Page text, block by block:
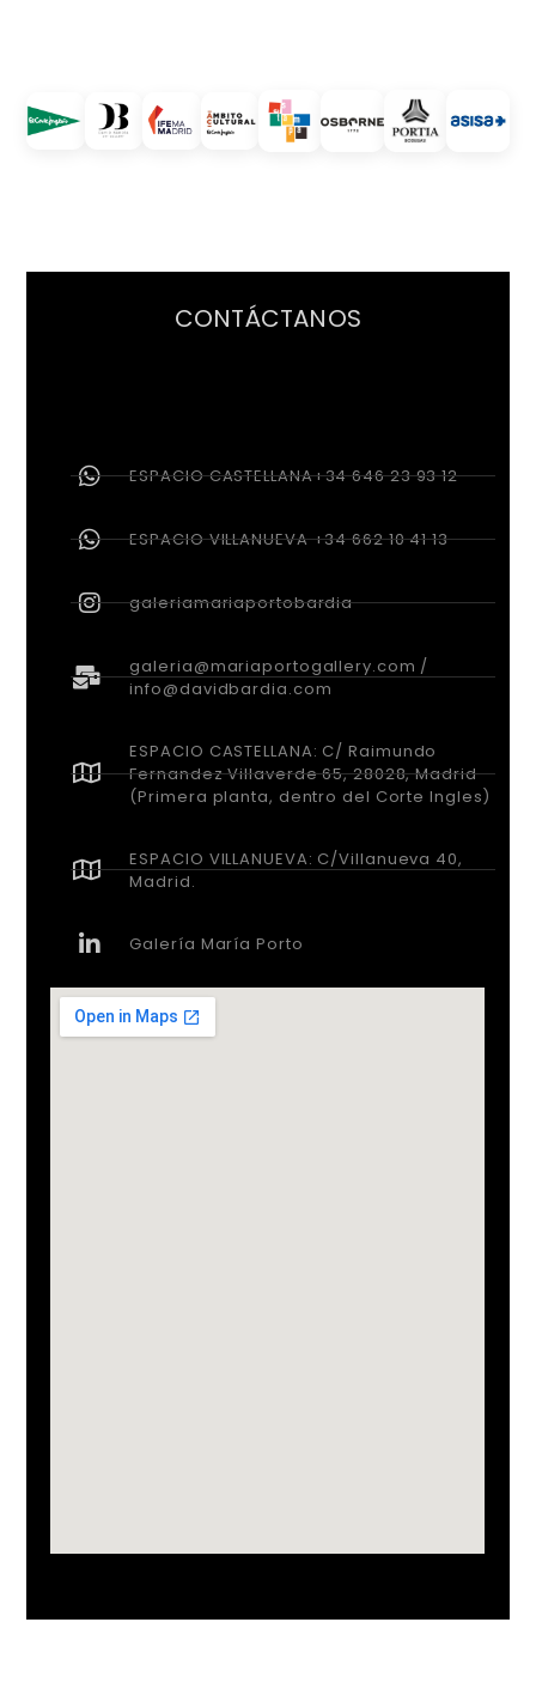
CONTÁCTANOS
ESPACIO CASTELLANA+34 646 23 93 12
ESPACIO VILLANUEVA +34 662 10 41 13
galeriamariaportobardia
galeria@mariaportogallery.com /
info@davidbardia.com
ESPACIO CASTELLANA: C/ Raimundo
Fernandez Villaverde 65, 28028, Madrid
(Primera planta, dentro del Corte Ingles)
ESPACIO VILLANUEVA: C/Villanueva 40,
Madrid.
Galería María Porto